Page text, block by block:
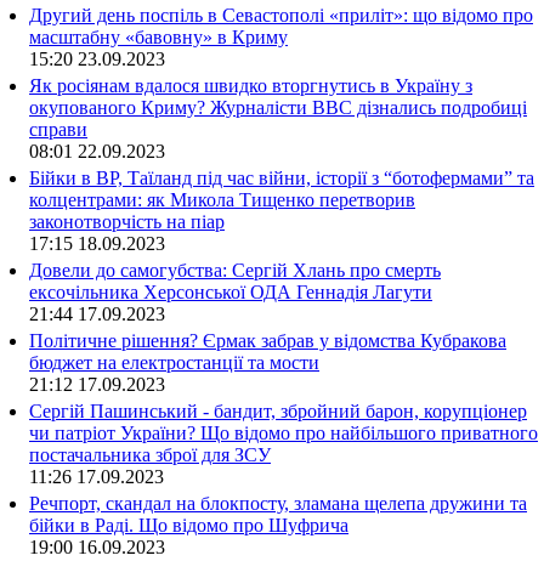
Другий день поспіль в Севастополі «приліт»: що відомо про
масштабну «бавовну» в Криму
15:20 23.09.2023
Як росіянам вдалося швидко вторгнутись в Україну з
окупованого Криму? Журналісти ВВС дізнались подробиці
справи
08:01 22.09.2023
Бійки в ВР, Таїланд під час війни, історії з “ботофермами” та
колцентрами: як Микола Тищенко перетворив
законотворчість на піар
17:15 18.09.2023
Довели до самогубства: Сергій Хлань про смерть
ексочільника Херсонської ОДА Геннадія Лагути
21:44 17.09.2023
Політичне рішення? Єрмак забрав у відомства Кубракова
бюджет на електростанції та мости
21:12 17.09.2023
Сергій Пашинський - бандит, збройний барон, корупціонер
чи патріот України? Що відомо про найбільшого приватного
постачальника зброї для ЗСУ
11:26 17.09.2023
Речпорт, скандал на блокпосту, зламана щелепа дружини та
бійки в Раді. Що відомо про Шуфрича
19:00 16.09.2023